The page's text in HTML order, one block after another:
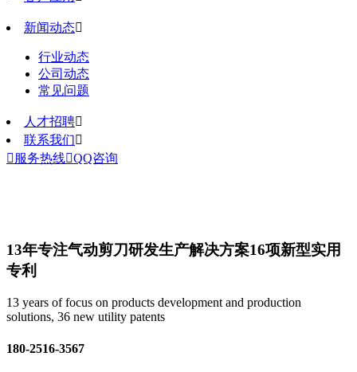
新闻动态
行业动态
公司动态
常见问题
人才招聘
联系我们
 服务热线QQ咨询
13年专注气动剪刀研发生产解决方案16项新型实用
专利
13 years of focus on products development and production
solutions, 36 new utility patents
180-2516-3567